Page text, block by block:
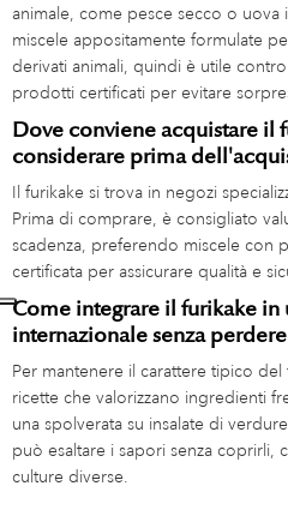
animale, come pesce secco o uova
miscele appositamente formulate
derivati animali, quindi è utile
prodotti certificati per evitare
Dove conviene acquistare il
considerare prima
Il furikake si trova in negozi
Prima di comprare, è consigliato
scadenza, preferendo miscele con
certificata per assicurare qualità e
Come integrare il furikake in
internazionale senza
Per mantenere il carattere tipico
ricette che valorizzano ingredienti
una spolverata su insalate di
può esaltare i sapori senza coprirli,
culture diverse.